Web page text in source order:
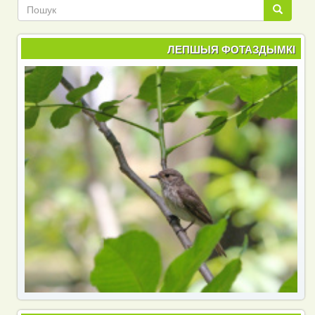
Пошук
Пошук
ЛЕПШЫЯ ФОТАЗДЫМКІ